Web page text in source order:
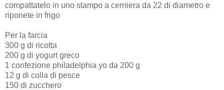
compattatelo in uno stampo a cerniera da 22 di diametro e
riponete in frigo
Per la farcia
300 g di ricotta
200 g di yogurt greco
1 confezione philadelphia yo da 200 g
12 g di colla di pesce
150 di zucchero